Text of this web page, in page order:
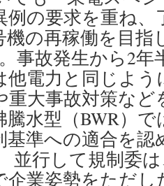
例の要求を重ね
の再稼働を目指
事故発生から2
他電力と同じよ
重大事故対策など
水型（BWR）
基準への適合を認
行して規制委は
企業姿勢をただし